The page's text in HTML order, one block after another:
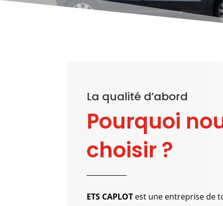
La qualité d’abord
Pourquoi
choisir ?
ETS CAPLOT est une entreprise de